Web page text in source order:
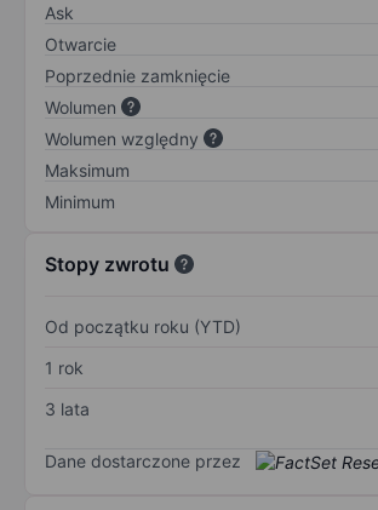
Ask
Otwarcie
Poprzednie zamknięcie
Wolumen
Wolumen względny
Maksimum
Minimum
Stopy zwrotu
Od początku roku (YTD)
1 rok
3 lata
Dane dostarczone przez